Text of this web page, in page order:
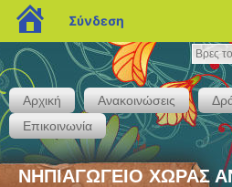
Βρες
το
»
Αρχική Ανακοινώσεις
Επικοινωνία
ΝΗΠΙΑΓΩΓΕΙΟ ΧΩΡΑΣ
blogs.sch.gr
Σύνδεση